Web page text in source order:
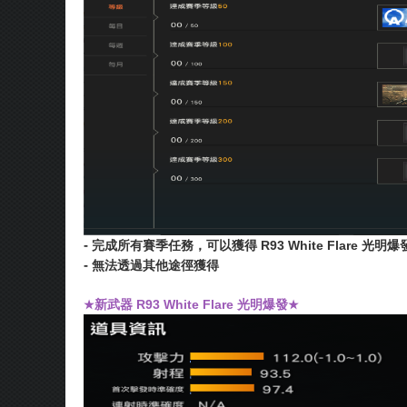
- 完成所有賽季任務，可以獲得 R93 White Flare 光明爆
- 無法透過其他途徑獲得
★新武器 R93 White Flare 光明爆發★